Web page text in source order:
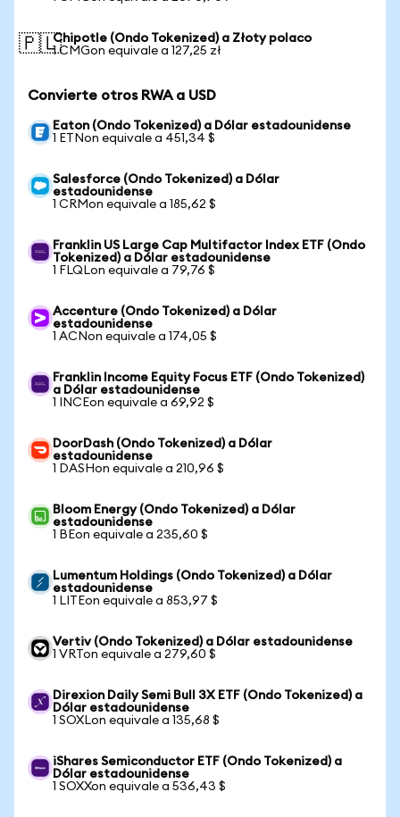
🇵🇱Chipotle (Ondo Tokenized) a Złoty polaco
1 CMGon equivale a 127,25 zł
Convierte otros RWA a USD
Eaton (Ondo Tokenized) a Dólar estadounidense
1 ETNon equivale a 451,34 $
Salesforce (Ondo Tokenized) a Dólar
estadounidense
1 CRMon equivale a 185,62 $
Franklin US Large Cap Multifactor Index ETF (Ondo
Tokenized) a Dólar estadounidense
1 FLQLon equivale a 79,76 $
Accenture (Ondo Tokenized) a Dólar
estadounidense
1 ACNon equivale a 174,05 $
Franklin Income Equity Focus ETF (Ondo Tokenized)
a Dólar estadounidense
1 INCEon equivale a 69,92 $
DoorDash (Ondo Tokenized) a Dólar
estadounidense
1 DASHon equivale a 210,96 $
Bloom Energy (Ondo Tokenized) a Dólar
estadounidense
1 BEon equivale a 235,60 $
Lumentum Holdings (Ondo Tokenized) a Dólar
estadounidense
1 LITEon equivale a 853,97 $
Vertiv (Ondo Tokenized) a Dólar estadounidense
1 VRTon equivale a 279,60 $
Direxion Daily Semi Bull 3X ETF (Ondo Tokenized) a
Dólar estadounidense
1 SOXLon equivale a 135,68 $
iShares Semiconductor ETF (Ondo Tokenized) a
Dólar estadounidense
1 SOXXon equivale a 536,43 $